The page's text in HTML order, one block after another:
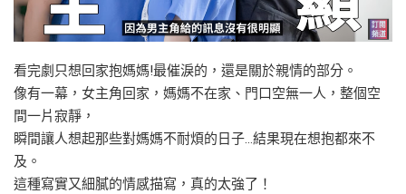
看完劇只想回家抱媽媽!最催淚的，還是關於親情的部分。
像有一幕，女主角回家，媽媽不在家、門口空無一人，整個空
間一片寂靜，
瞬間讓人想起那些對媽媽不耐煩的日子…結果現在想抱都來不
及。
這種寫實又細膩的情感描寫，真的太強了！